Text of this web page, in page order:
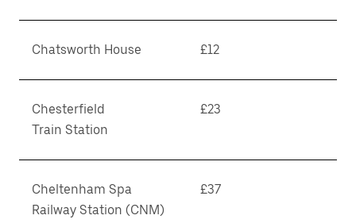
Chatsworth House £12
Chesterfield
Train Station
£23
Cheltenham Spa
Railway Station (CNM)
£37